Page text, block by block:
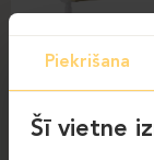
Augstumā
galdi
Piekrišana
Šī vietne